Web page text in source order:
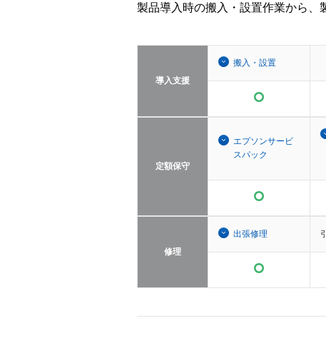
製品導入時の搬入・設置作業から、
導入支援
搬入・設置
定額保守
エプソンサービ
スパック
修理
出張修理